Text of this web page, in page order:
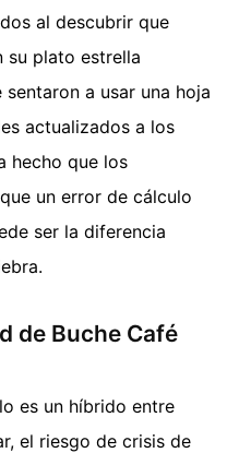
al descubrir que
su plato estrella
a usar una hoja
actualizados a los
hecho que los
un error de cálculo
ser la diferencia
de Buche Café
es un híbrido entre
el riesgo de crisis de